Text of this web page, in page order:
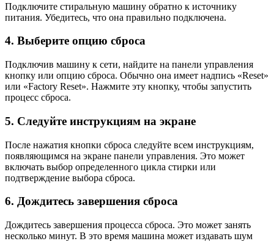
Подключите стиральную машину обратно к источнику
питания. Убедитесь, что она правильно подключена.
4. Выберите опцию сброса
Подключив машину к сети, найдите на панели управления
кнопку или опцию сброса. Обычно она имеет надпись «Reset»
или «Factory Reset». Нажмите эту кнопку, чтобы запустить
процесс сброса.
5. Следуйте инструкциям на экране
После нажатия кнопки сброса следуйте всем инструкциям,
появляющимся на экране панели управления. Это может
включать выбор определенного цикла стирки или
подтверждение выбора сброса.
6. Дождитесь завершения сброса
Дождитесь завершения процесса сброса. Это может занять
несколько минут. В это время машина может издавать шум